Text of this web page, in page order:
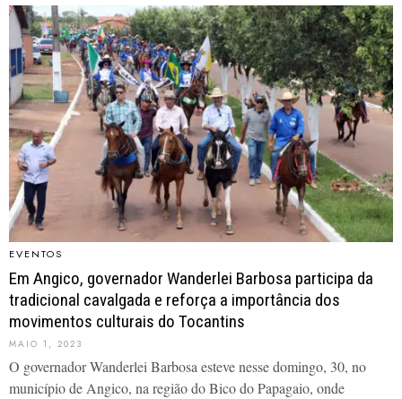
EVENTOS
Em Angico, governador Wanderlei Barbosa participa da
tradicional cavalgada e reforça a importância dos
movimentos culturais do Tocantins
MAIO 1, 2023
O governador Wanderlei Barbosa esteve nesse domingo, 30, no
município de Angico, na região do Bico do Papagaio, onde